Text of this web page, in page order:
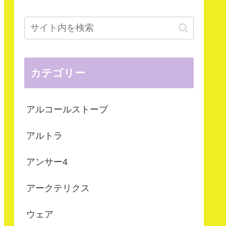
カテゴリー
アルコールストーブ
アルトラ
アンサー4
アークテリクス
ウェア